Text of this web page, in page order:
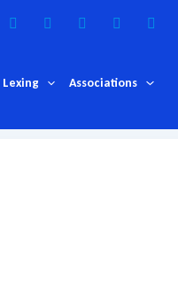
Lexing Associations